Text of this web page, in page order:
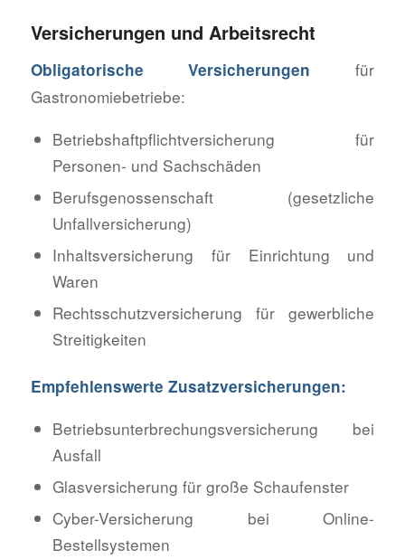
Versicherungen und Arbeitsrecht
Obligatorische Versicherungen für
Gastronomiebetriebe:
Betriebshaftpflichtversicherung für
Personen- und Sachschäden
Berufsgenossenschaft (gesetzliche
Unfallversicherung)
Inhaltsversicherung für Einrichtung und
Waren
Rechtsschutzversicherung für gewerbliche
Streitigkeiten
Empfehlenswerte Zusatzversicherungen:
Betriebsunterbrechungsversicherung bei
Ausfall
Glasversicherung für große Schaufenster
Cyber-Versicherung bei Online-
Bestellsystemen